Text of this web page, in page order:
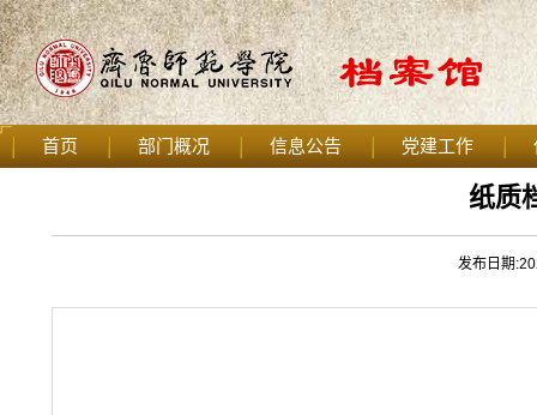
首页 部门概况 信息公告 党建工作
纸质
发布日期